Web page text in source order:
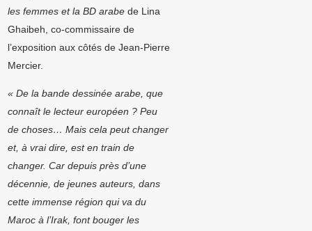
les femmes et la BD arabe de Lina
Ghaibeh, co-commissaire de
l’exposition aux côtés de Jean-Pierre
Mercier.
« De la bande dessinée arabe, que
connaît le lecteur européen ?Peu
de choses… Mais cela peut changer
et, à vrai dire, est en train de
changer.Car depuis près d’une
décennie, de jeunes auteurs, dans
cette immense régionqui va du
Maroc à l’Irak, font bouger les